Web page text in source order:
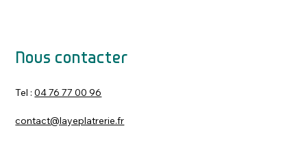
Nous contacter
Tel :04 76 77 00 96
contact@layeplatrerie.fr